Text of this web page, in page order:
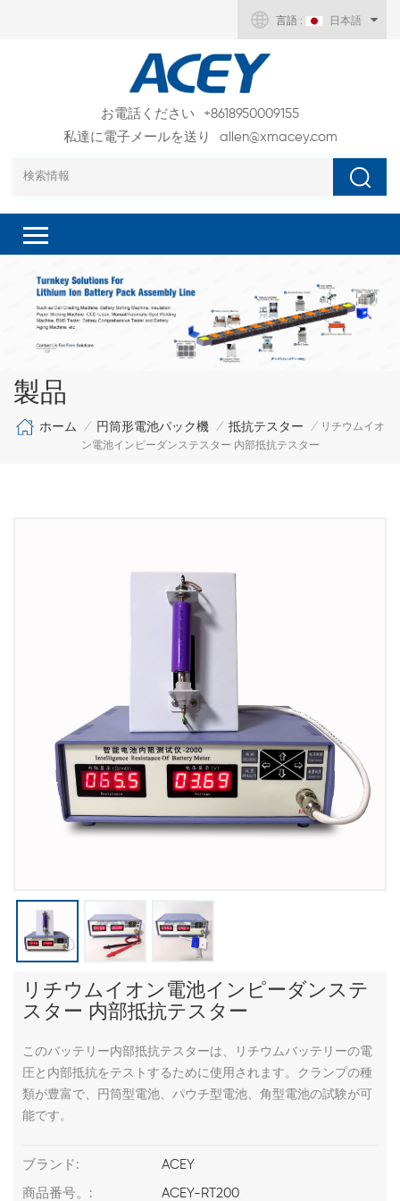
言語 : 日本語
お電話ください
+8618950009155
私達に電子メールを送り
allen@xmacey.com
製品
ホーム / 円筒形電池パック機 / 抵抗テスター /
リチウムイオ
ン電池インピーダンステスター 内部抵抗テスター
リチウムイオン電池インピーダンステ
スター 内部抵抗テスター
このバッテリー内部抵抗テスターは、リチウムバッテリーの電
圧と内部抵抗をテストするために使用されます。クランプの種
類が豊富で、円筒型電池、パウチ型電池、角型電池の試験が可
能です。
ブランド: ACEY
商品番号。: ACEY-RT200